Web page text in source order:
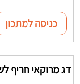
כניסה למתכון
דג מרוקאי חריף